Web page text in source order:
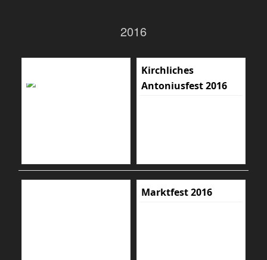
2016
Kirchliches
Antoniusfest 2016
Marktfest 2016